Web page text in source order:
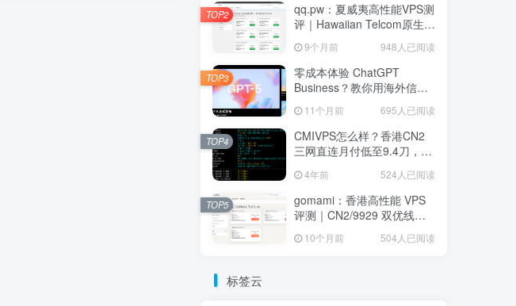
qq.pw：夏威夷高性能VPS测
评｜Hawaiian Telcom原生家
宽IP节点，Ryzen 9 7940HS
八核强劲性能与跨太平洋网
络延迟深度解析
9个月前 948人已阅读
TOP2
零成本体验 ChatGPT
Business？教你用海外信用
卡白嫖首月
11个月前 695人已阅读
TOP3
CMIVPS怎么样？香港CN2
三网直连月付低至9.4刀，堪
4年前 524人已阅读
TOP4
gomami：香港高性能 VPS
评测｜CN2/9929 双优线
节点全面解析
10个月前 504人已阅读
TOP5
标签云